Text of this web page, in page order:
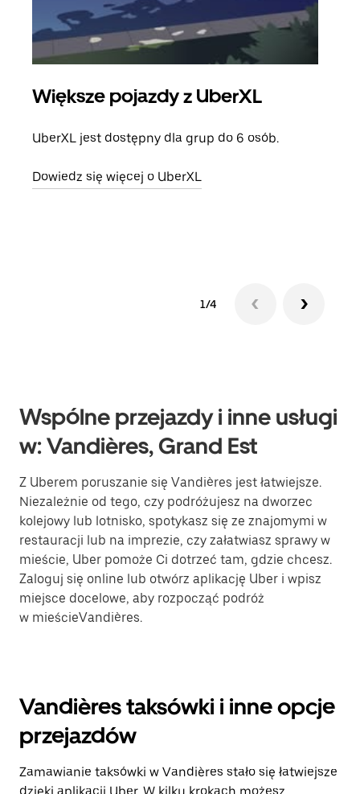
Większe pojazdy z UberXL
UberXL jest dostępny dla grup do 6 osób.
Dowiedz się więcej o UberXL
1/4
Wspólne przejazdy i inne usługi
w: Vandières, Grand Est
Z Uberem poruszanie się Vandières jest łatwiejsze.
Niezależnie od tego, czy podróżujesz na dworzec
kolejowy lub lotnisko, spotykasz się ze znajomymi w
restauracji lub na imprezie, czy załatwiasz sprawy w
mieście, Uber pomoże Ci dotrzeć tam, gdzie chcesz.
Zaloguj się online lub otwórz aplikację Uber i wpisz
miejsce docelowe, aby rozpocząć podróż
w mieścieVandières.
Vandières taksówki i inne opcje
przejazdów
Zamawianie taksówki w Vandières stało się łatwiejsze